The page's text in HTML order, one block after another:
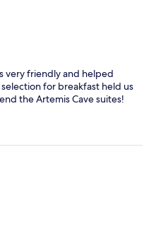
very friendly and helped
for breakfast held us
the Artemis Cave suites!